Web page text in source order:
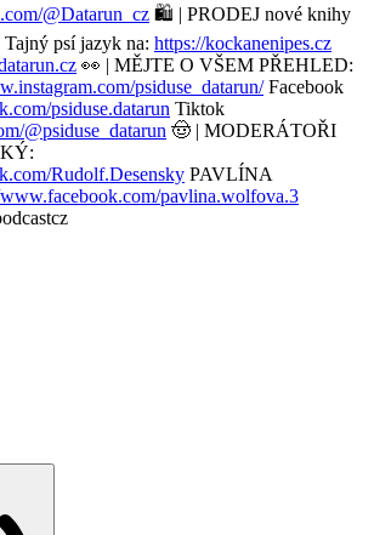
@Datarun_cz 🛍️ | PRODEJ nové knihy
psí jazyk na: https://kockanenipes.cz
👀 | MĚJTE O VŠEM PŘEHLED:
psiduse_datarun/Facebook
psiduse.datarun Tiktok
@psiduse_datarun 🤠 | MODERÁTOŘI
Rudolf.Desensky PAVLÍNA
pavlina.wolfova.3